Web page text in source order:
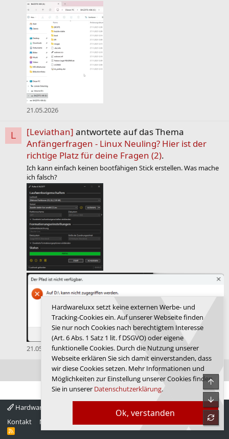
21.05.2026
L [Leviathan] antwortete auf das Thema
Anfängerfragen - Linux Neuling? Hier ist der
richtige Platz für deine Fragen (2).
Ich kann einfach keinen bootfähigen Stick erstellen. Was mache
ich falsch?
21.05.2026
Ältere Aktivitäten anzeigen
Hardwareluxx 4.0
Kontakt
Nutzungsbedingungen Startseite
R
S
Ok, verstanden
Hardwareluxx setzt keine externen Werbe- und
Tracking-Cookies ein. Auf unserer Webseite finden
Sie nur noch Cookies nach berechtigtem Interesse
(Art. 6 Abs. 1 Satz 1 lit. f DSGVO) oder eigene
funktionelle Cookies. Durch die Nutzung unserer
Webseite erklären Sie sich damit einverstanden, dass
wir diese Cookies setzen. Mehr Informationen und
Möglichkeiten zur Einstellung unserer Cookies finden
Sie in unserer Datenschutzerklärung.